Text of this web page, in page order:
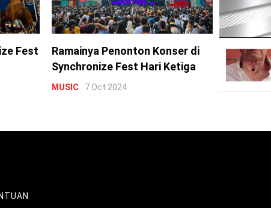
Fest
Ramainya Penonton Konser di
Synchronize Fest Hari Ketiga
MUSIC 7 Oct 2024